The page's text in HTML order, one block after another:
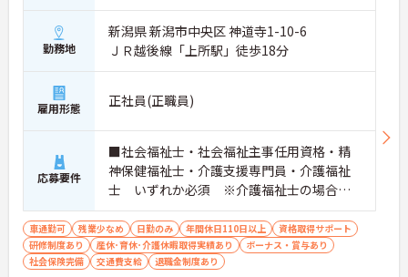
勤務地
新潟県 新潟市中央区 神道寺1-10-6
ＪＲ越後線「上所駅」徒歩18分
雇用形態 正社員(正職員)
応募要件
■社会福祉士・社会福祉主事任用資格・精
神保健福祉士・介護支援専門員・介護福祉
士 いずれか必須 ※介護福祉士の場合、
介護保険サービス事業所において、介護職
員として常勤で5年以上の勤務実績がある者
（合算、通算可） ■経験：相談員業務経験
（年数問わず）
車通勤可 残業少なめ 日勤のみ 年間休日110日以上
資格取得サポート
研修制度あり
産休･育休･介護休暇取得実績あり
ボーナス・賞与あり
社会保険完備
交通費支給 退職金制度あり